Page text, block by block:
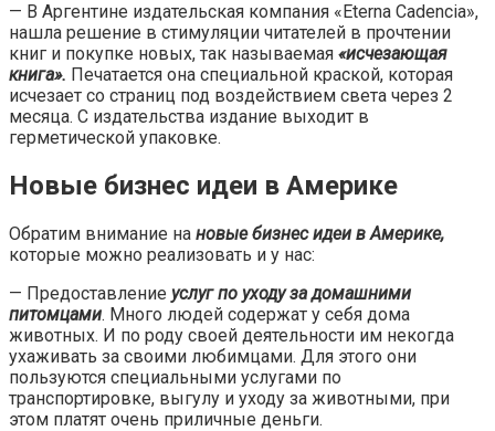
— В Аргентине издательская компания «Eterna Cadencia»,
нашла решение в стимуляции читателей в прочтении
книг и покупке новых, так называемая «исчезающая
книга». Печатается она специальной краской, которая
исчезает со страниц под воздействием света через 2
месяца. С издательства издание выходит в
герметической упаковке.
Новые бизнес идеи в Америке
Обратим внимание на новые бизнес идеи в Америке,
которые можно реализовать и у нас:
— Предоставление услуг по уходу за домашними
питомцами. Много людей содержат у себя дома
животных. И по роду своей деятельности им некогда
ухаживать за своими любимцами. Для этого они
пользуются специальными услугами по
транспортировке, выгулу и уходу за животными, при
этом платят очень приличные деньги.